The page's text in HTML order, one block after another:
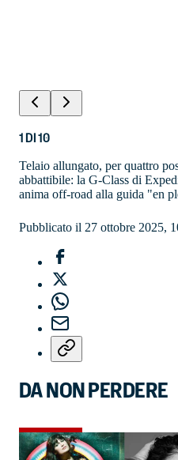
1DI10
Telaio allungato, per quattro
abbattibile: la G-Class di
anima off-road alla guida "en
Pubblicato il 27 ottobre 2025,
DA NON PERDERE